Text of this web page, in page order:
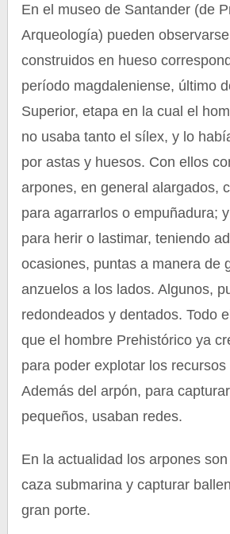
En el museo de Santander (de
Arqueología) pueden
construidos en hueso
período magdaleniense, último
Superior, etapa en la cual el
no usaba tanto el sílex, y lo
por astas y huesos. Con ellos
arpones, en general alargados,
para agarrarlos o empuñadura;
para herir o lastimar, teniendo
ocasiones, puntas a manera de
anzuelos a los lados. Algunos,
redondeados y dentados. Todo
que el hombre Prehistórico ya
para poder explotar los recursos
Además del arpón, para
pequeños, usaban redes.
En la actualidad los arpones
caza submarina y capturar
gran porte.